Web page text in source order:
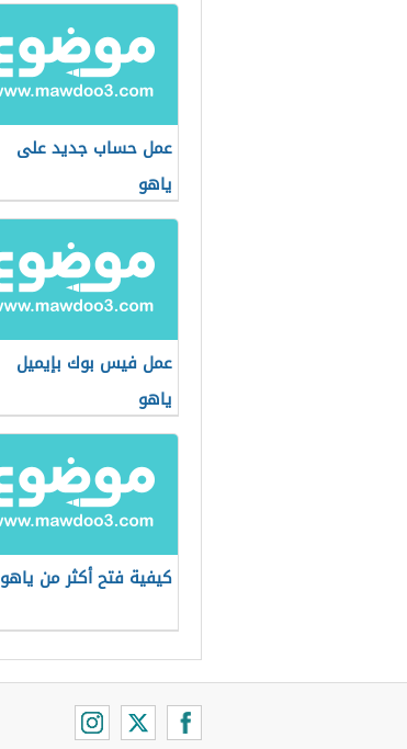
عمل حساب جديد على
ياهو
عمل فيس بوك بإيميل
ياهو
كيفية فتح أكثر من ياهو